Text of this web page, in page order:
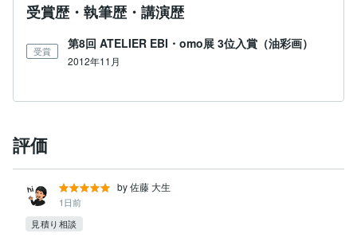
受賞歴・執筆歴・講演歴
受賞
第8回 ATELIER EBI・omo展 3位入賞（油彩画）
2012年11月
評価
by 佐藤 大生
1日前
見積り相談